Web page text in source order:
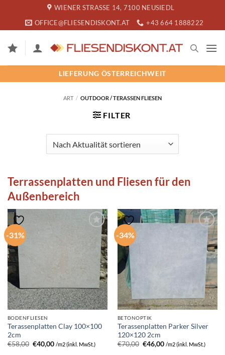
springen
WIENER STRASSE 14, 7100 NEUSIEDL
OFFICE@FLIESENDISKONT.AT
+43 664 1888222
LIEFERUNG ÖSTERREICHWEIT
ART / OUTDOOR / TERASSEN FLIESEN
FILTER
Terrassenplatten und Fliesen für den
Außenbereich
-31%
BODENFLIESEN
Terassenplatten Clay 100×100
2cm
€58,00 Ursprünglicher
Preis
€40,00Aktueller
Preis
/m2 (inkl. MwSt.)
-34%
BETONOPTIK
Terassenplatten Parker Silver
120×120 2cm
€70,00 Ursprünglicher
Preis
€46,00Aktueller
Preis
/m2 (inkl. MwSt.)